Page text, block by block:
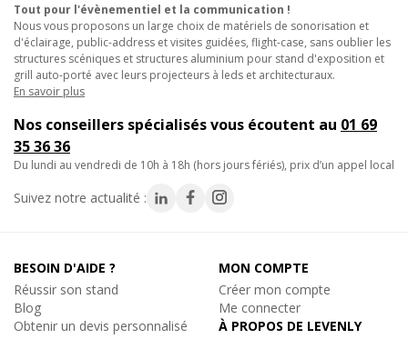
Tout pour l'évènementiel et la communication !
Nous vous proposons un large choix de matériels de sonorisation et
d'éclairage, public-address et visites guidées, flight-case, sans oublier les
structures scéniques et structures aluminium pour stand d'exposition et
grill auto-porté avec leurs projecteurs à leds et architecturaux.
En savoir plus
Nos conseillers spécialisés vous écoutent au 01 69
35 36 36
du lundi au vendredi de 10h à 18h (hors jours fériés), prix d’un appel local
Suivez notre actualité :
BESOIN D'AIDE ?
Réussir son stand
Blog
Obtenir un devis personnalisé
MON COMPTE
Créer mon compte
Me connecter
À PROPOS DE LEVENLY